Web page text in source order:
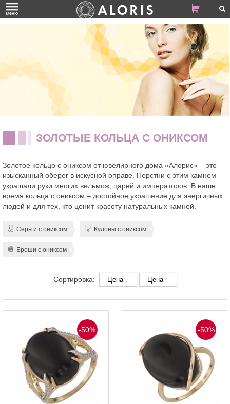
ЗОЛОТЫЕ КОЛЬЦА С ОНИКСОМ
Золотое кольцо с ониксом от ювелирного дома «Алорис» – это
изысканный оберег в искусной оправе. Перстни с этим камнем
украшали руки многих вельмож, царей и императоров. В наше
время кольца с ониксом – достойное украшение для энергичных
людей и для тех, кто ценит красоту натуральных камней.
Серьги с ониксом Кулоны с ониксом
Броши с ониксом
Сортировка: Цена ↓ Цена ↑
-50% -50%